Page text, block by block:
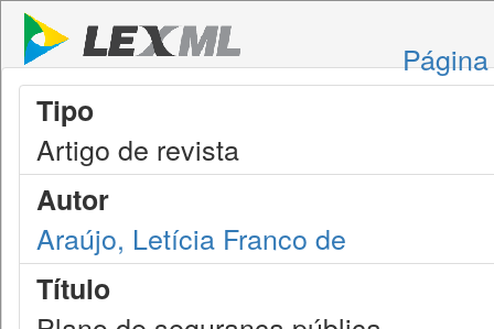
Tipo
Artigo de revista
Autor
Araújo, Letícia Franco de
Título